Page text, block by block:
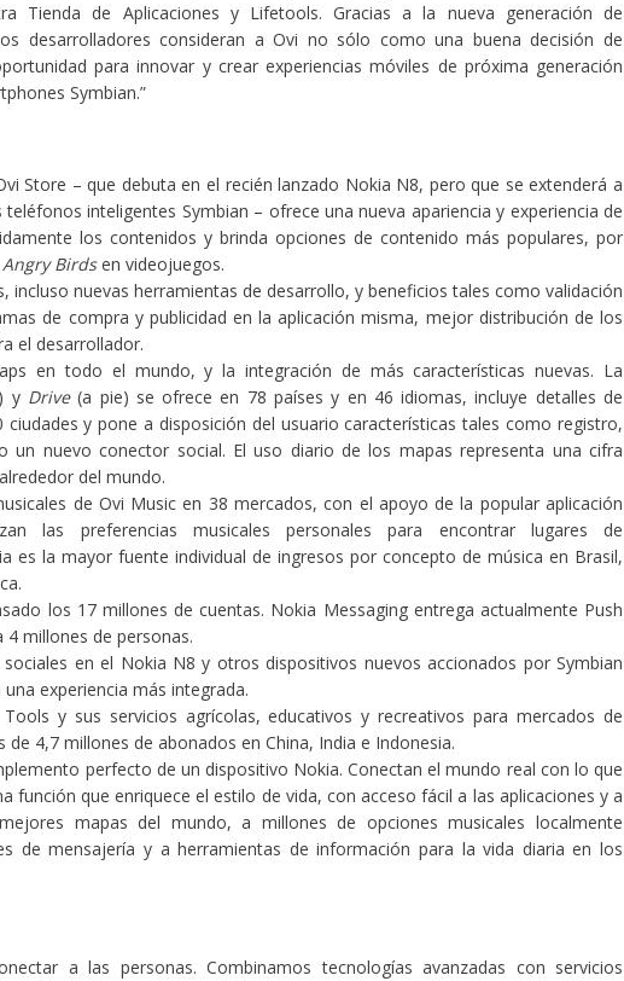
Tienda de Aplicaciones y Lifetools. Gracias a la nueva generación de
desarrolladores consideran a Ovi no sólo como una buena decisión de
para innovar y crear experiencias móviles de próxima generación
Symbian.”
Store – que debuta en el recién lanzado Nokia N8, pero que se extenderá a
inteligentes Symbian – ofrece una nueva apariencia y experiencia de
los contenidos y brinda opciones de contenido más populares, por
Angry Birdsen videojuegos.
incluso nuevas herramientas de desarrollo, y beneficios tales como validación
de compra y publicidad en la aplicación misma, mejor distribución de los
el desarrollador.
en todo el mundo, y la integración de más características nuevas. La
y Drive(a pie) se ofrece en 78 países y en 46 idiomas, incluye detalles de
y pone a disposición del usuario características tales como registro,
un nuevo conector social. El uso diario de los mapas representa una cifra
del mundo.
de Ovi Music en 38 mercados, con el apoyo de la popular aplicación
las preferencias musicales personales para encontrar lugares de
es la mayor fuente individual de ingresos por concepto de música en Brasil,
los 17 millones de cuentas. Nokia Messaging entrega actualmente Push
millones de personas.
en el Nokia N8 y otros dispositivos nuevos accionados por Symbian
experiencia más integrada.
y sus servicios agrícolas, educativos y recreativos para mercados de
4,7 millones de abonados en China, India e Indonesia.
perfecto de un dispositivo Nokia. Conectan el mundo real con lo que
función que enriquece el estilo de vida, con acceso fácil a las aplicaciones y a
mapas del mundo, a millones de opciones musicales localmente
de mensajería y a herramientas de información para la vida diaria en los
a las personas. Combinamos tecnologías avanzadas con servicios